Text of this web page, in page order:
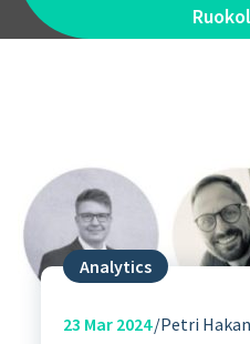
Analytics
23 Mar 2024 Petri